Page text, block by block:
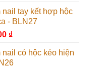
nail tay kết hợp hộc
- BLN27
₫
nail có hộc kéo hiện